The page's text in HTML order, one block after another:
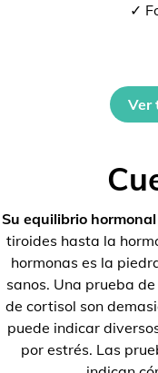
✓
Ver
Su equilibrio
tiroides hasta la
hormonas es la
sanos. Una prueba
de cortisol son
puede indicar
por estrés. Las